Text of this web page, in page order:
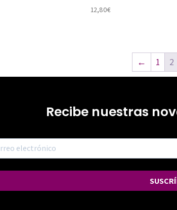
12,80€
← 1 2
Recibe nuestras